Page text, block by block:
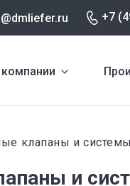
+7
клапаны и
и